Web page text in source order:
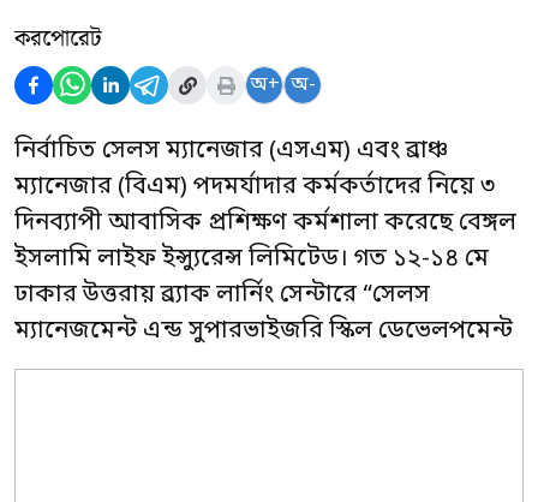
করপোরেট
অ+ অ-
নির্বাচিত সেলস ম্যানেজার (এসএম) এবং ব্রাঞ্চ
ম্যানেজার (বিএম) পদমর্যাদার কর্মকর্তাদের নিয়ে ৩
দিনব্যাপী আবাসিক প্রশিক্ষণ কর্মশালা করেছে বেঙ্গল
ইসলামি লাইফ ইন্স্যুরেন্স লিমিটেড। গত ১২-১৪ মে
ঢাকার উত্তরায় ব্র্যাক লার্নিং সেন্টারে “সেলস
ম্যানেজমেন্ট এন্ড সুপারভাইজরি স্কিল ডেভেলপমেন্ট